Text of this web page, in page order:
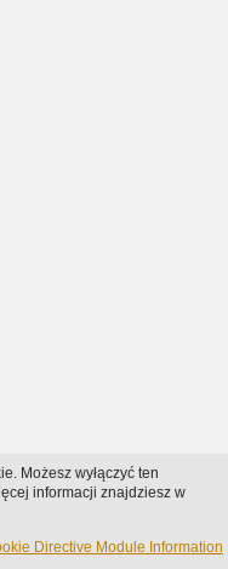
Możesz wyłączyć ten
informacji znajdziesz w